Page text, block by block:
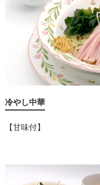
冷やし中華
【甘味付】